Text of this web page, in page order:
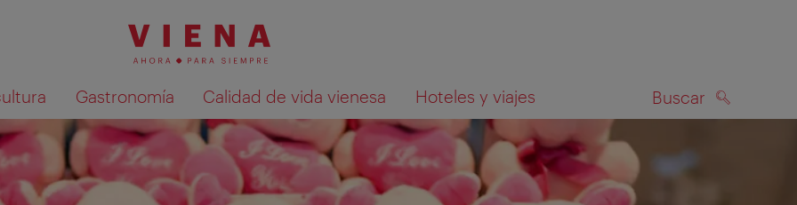
Gastronomía Calidad de vida vienesa Hoteles y viajes Buscar
Mostrar resultados de la búsqueda en el mapa BUSCAR